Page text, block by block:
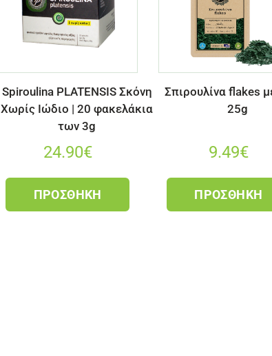
Spiroulina PLATENSIS Σκόνη
Χωρίς Ιώδιο | 20 φακελάκια
των 3g
24.90€
ΠΡΟΣΘΉΚΗ
Σπιρουλίνα flakes
25g
9.49€
ΠΡΟΣΘΉΚΗ